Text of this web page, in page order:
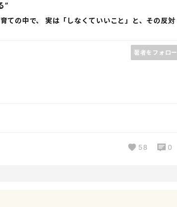
”
ての中で、 実は「しなくていいこと」と、その反対
著者をフォロー
58 0